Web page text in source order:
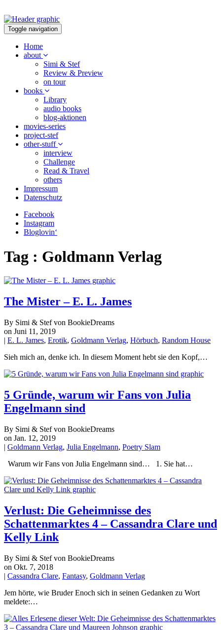
Toggle navigation
Home
about
Simi & Stef
Review & Preview
on tour
books
Library
audio books
blog-aktionen
movies-series
project-stef
other-stuff
interview
Challenge
Read & Travel
others
Impressum
Datenschutz
Facebook
Instagram
Bloglovin‘
Tag : Goldmann Verlag
The Mister – E. L. James
By Simi & Stef von BookieDreams
on Juni 11, 2019
| E. L. James, Erotik, Goldmann Verlag, Hörbuch, Random House
Sieh mich an, denke ich. In diesem Moment hebt sie den Kopf,…
5 Gründe, warum wir Fans von Julia
Engelmann sind
By Simi & Stef von BookieDreams
on Jan. 12, 2019
| Goldmann Verlag, Julia Engelmann, Poetry Slam
Warum wir Fans von Julia Engelmann sind… 1. Sie hat…
Verlust: Die Geheimnisse des
Schattenmarktes 4 – Cassandra Clare und
Kelly Link
By Simi & Stef von BookieDreams
on Okt. 7, 2018
| Cassandra Clare, Fantasy, Goldmann Verlag
Jem hörte, wie Bruder Enoch sich in seinen Gedanken zu Wort
meldete:…